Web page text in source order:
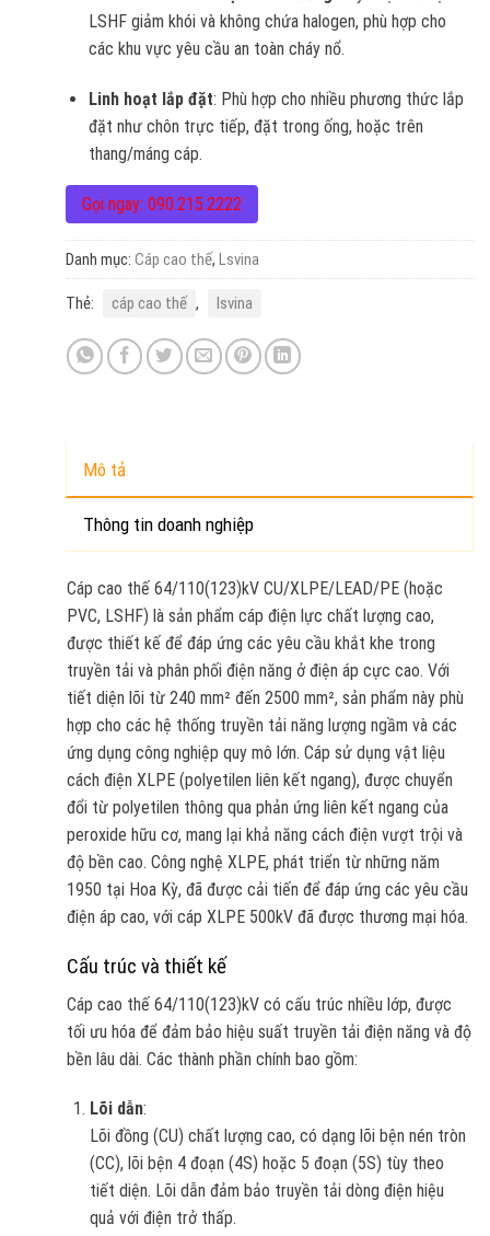
LSHF giảm khói và không chứa halogen, phù hợp cho
các khu vực yêu cầu an toàn cháy nổ.
Linh hoạt lắp đặt: Phù hợp cho nhiều phương thức lắp
đặt như chôn trực tiếp, đặt trong ống, hoặc trên
thang/máng cáp.
Gọi ngay: 090.215.2222
Danh mục: Cáp cao thế, Lsvina
Thẻ: cáp cao thế , lsvina
Mô tả
Thông tin doanh nghiệp
Cáp cao thế 64/110(123)kV CU/XLPE/LEAD/PE (hoặc
PVC, LSHF) là sản phẩm cáp điện lực chất lượng cao,
được thiết kế để đáp ứng các yêu cầu khắt khe trong
truyền tải và phân phối điện năng ở điện áp cực cao. Với
tiết diện lõi từ 240 mm² đến 2500 mm², sản phẩm này phù
hợp cho các hệ thống truyền tải năng lượng ngầm và các
ứng dụng công nghiệp quy mô lớn. Cáp sử dụng vật liệu
cách điện XLPE (polyetilen liên kết ngang), được chuyển
đổi từ polyetilen thông qua phản ứng liên kết ngang của
peroxide hữu cơ, mang lại khả năng cách điện vượt trội và
độ bền cao. Công nghệ XLPE, phát triển từ những năm
1950 tại Hoa Kỳ, đã được cải tiến để đáp ứng các yêu cầu
điện áp cao, với cáp XLPE 500kV đã được thương mại hóa.
Cấu trúc và thiết kế
Cáp cao thế 64/110(123)kV có cấu trúc nhiều lớp, được
tối ưu hóa để đảm bảo hiệu suất truyền tải điện năng và độ
bền lâu dài. Các thành phần chính bao gồm:
Lõi dẫn:
Lõi đồng (CU) chất lượng cao, có dạng lõi bện nén tròn
(CC), lõi bện 4 đoạn (4S) hoặc 5 đoạn (5S) tùy theo
tiết diện. Lõi dẫn đảm bảo truyền tải dòng điện hiệu
quả với điện trở thấp.